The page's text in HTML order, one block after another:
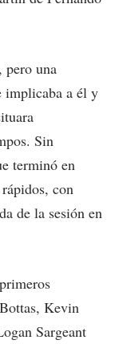
pero una
implicaba a él y
Sin
terminó en
con
de la sesión en
Kevin
Sargeant